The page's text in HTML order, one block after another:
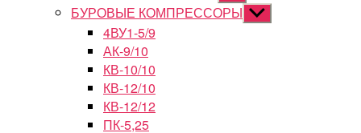
подменю
БУРОВЫЕ КОМПРЕССОРЫ Показывать
подменю
4ВУ1-5/9
АК-9/10
КВ-10/10
КВ-12/10
КВ-12/12
ПК-5,25